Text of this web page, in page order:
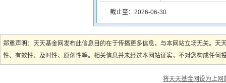
截止至：2026-06-30
郑重声明：天天基金网发布此信息目的在于传播更多信息，与本网站立场无关。
性、有效性、及时性、原创性等。相关信息并未经过本网站证实，不对您构成任
将天天基金网设为上网